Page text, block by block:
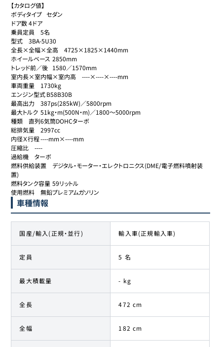
【カタログ値】
ボディタイプ	セダン
ドア数	4ドア
乗員定員	5名
型式	3BA-5U30
全長×全幅×全高	4725×1825×1440mm
ホイールベース	2850mm
トレッド前／後	1580／1570mm
室内長×室内幅×室内高	----×----×----mm
車両重量	1730kg
エンジン型式	B58B30B
最高出力	387ps(285kW)／5800rpm
最大トルク	51kg・m(500N・m)／1800～5000rpm
種類	直列6気筒DOHCターボ
総排気量	2997cc
内径Ｘ行程	----mm×----mm
圧縮比	----
過給機	ターボ
燃料供給装置	デジタル・モーター・エレクトロニクス(DME/電子燃料噴射装
置)
燃料タンク容量	59リットル
使用燃料	無鉛プレミアムガソリン
車種情報
国産/輸入(正規・並行) 輸入車(正規輸入車)
定員 5 名
最大積載量 - kg
全長 472 cm
全幅 182 cm